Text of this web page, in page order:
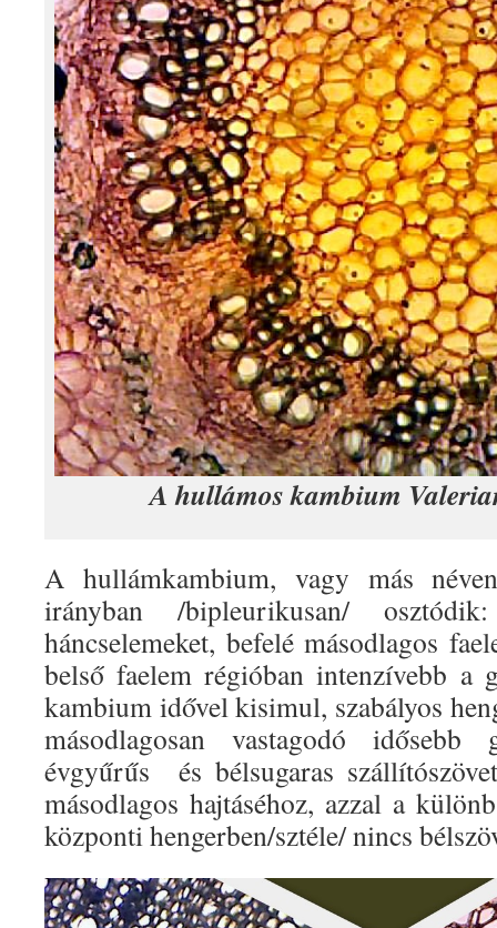
A hullámos kambium
A hullámkambium, vagy más
irányban /bipleurikusan/
háncselemeket, befelé másodlagos
belső faelem régióban intenzívebb a
kambium idővel kisimul, szabályos
másodlagosan vastagodó idősebb
évgyűrűs és bélsugaras
másodlagos hajtáséhoz, azzal a
központi hengerben/sztéle/ nincs